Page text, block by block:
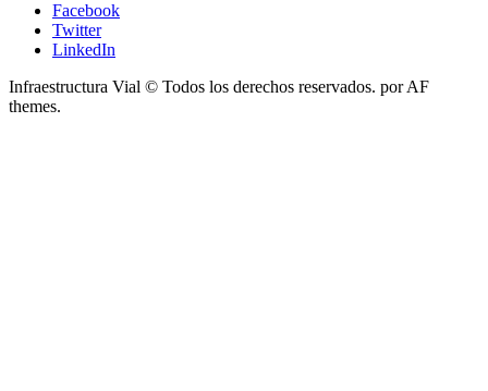
Facebook
Twitter
LinkedIn
Infraestructura Vial © Todos los derechos reservados. por AF
themes.